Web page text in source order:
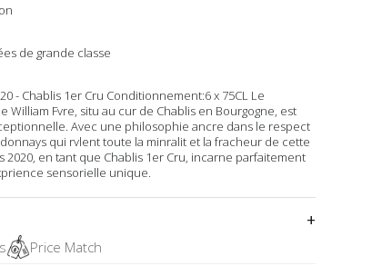
de grande classe
- Chablis 1er Cru Conditionnement:6 x 75CL Le
William Fvre, situ au cur de Chablis en Bourgogne, est
Avec une philosophie ancre dans le respect
qui rvlent toute la minralit et la fracheur de cette
en tant que Chablis 1er Cru, incarne parfaitement
sensorielle unique.
Price Match